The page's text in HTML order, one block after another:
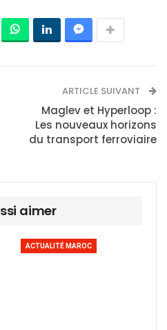
ARTICLE SUIVANT
Maglev et Hyperloop :
Les nouveaux horizons
du transport ferroviaire
aimer
ACTUALITÉ MAROC